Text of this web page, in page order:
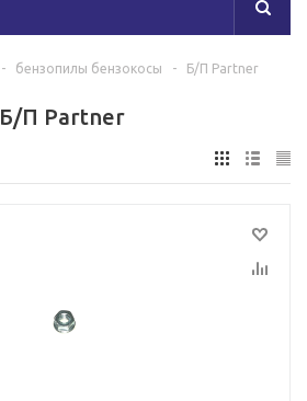
- бензопилы бензокосы - Б/П Partner
Б/П Partner